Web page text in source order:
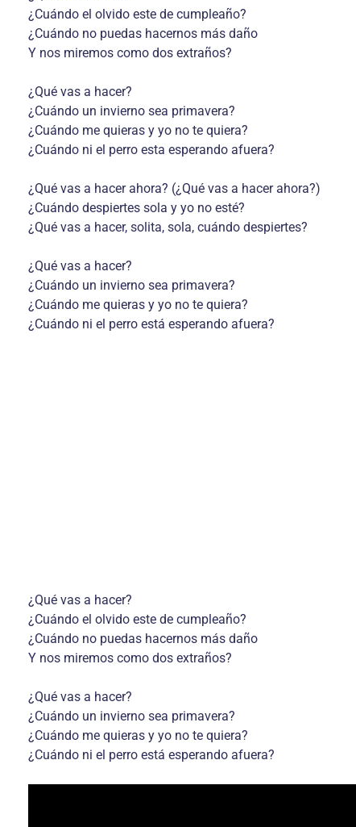
¿Cuándo el olvido este de cumpleaño?
¿Cuándo no puedas hacernos más daño
Y nos miremos como dos extraños?
¿Qué vas a hacer?
¿Cuándo un invierno sea primavera?
¿Cuándo me quieras y yo no te quiera?
¿Cuándo ni el perro esta esperando afuera?
¿Qué vas a hacer ahora? (¿Qué vas a hacer ahora?)
¿Cuándo despiertes sola y yo no esté?
¿Qué vas a hacer, solita, sola, cuándo despiertes?
¿Qué vas a hacer?
¿Cuándo un invierno sea primavera?
¿Cuándo me quieras y yo no te quiera?
¿Cuándo ni el perro está esperando afuera?
¿Qué vas a hacer?
¿Cuándo el olvido este de cumpleaño?
¿Cuándo no puedas hacernos más daño
Y nos miremos como dos extraños?
¿Qué vas a hacer?
¿Cuándo un invierno sea primavera?
¿Cuándo me quieras y yo no te quiera?
¿Cuándo ni el perro está esperando afuera?